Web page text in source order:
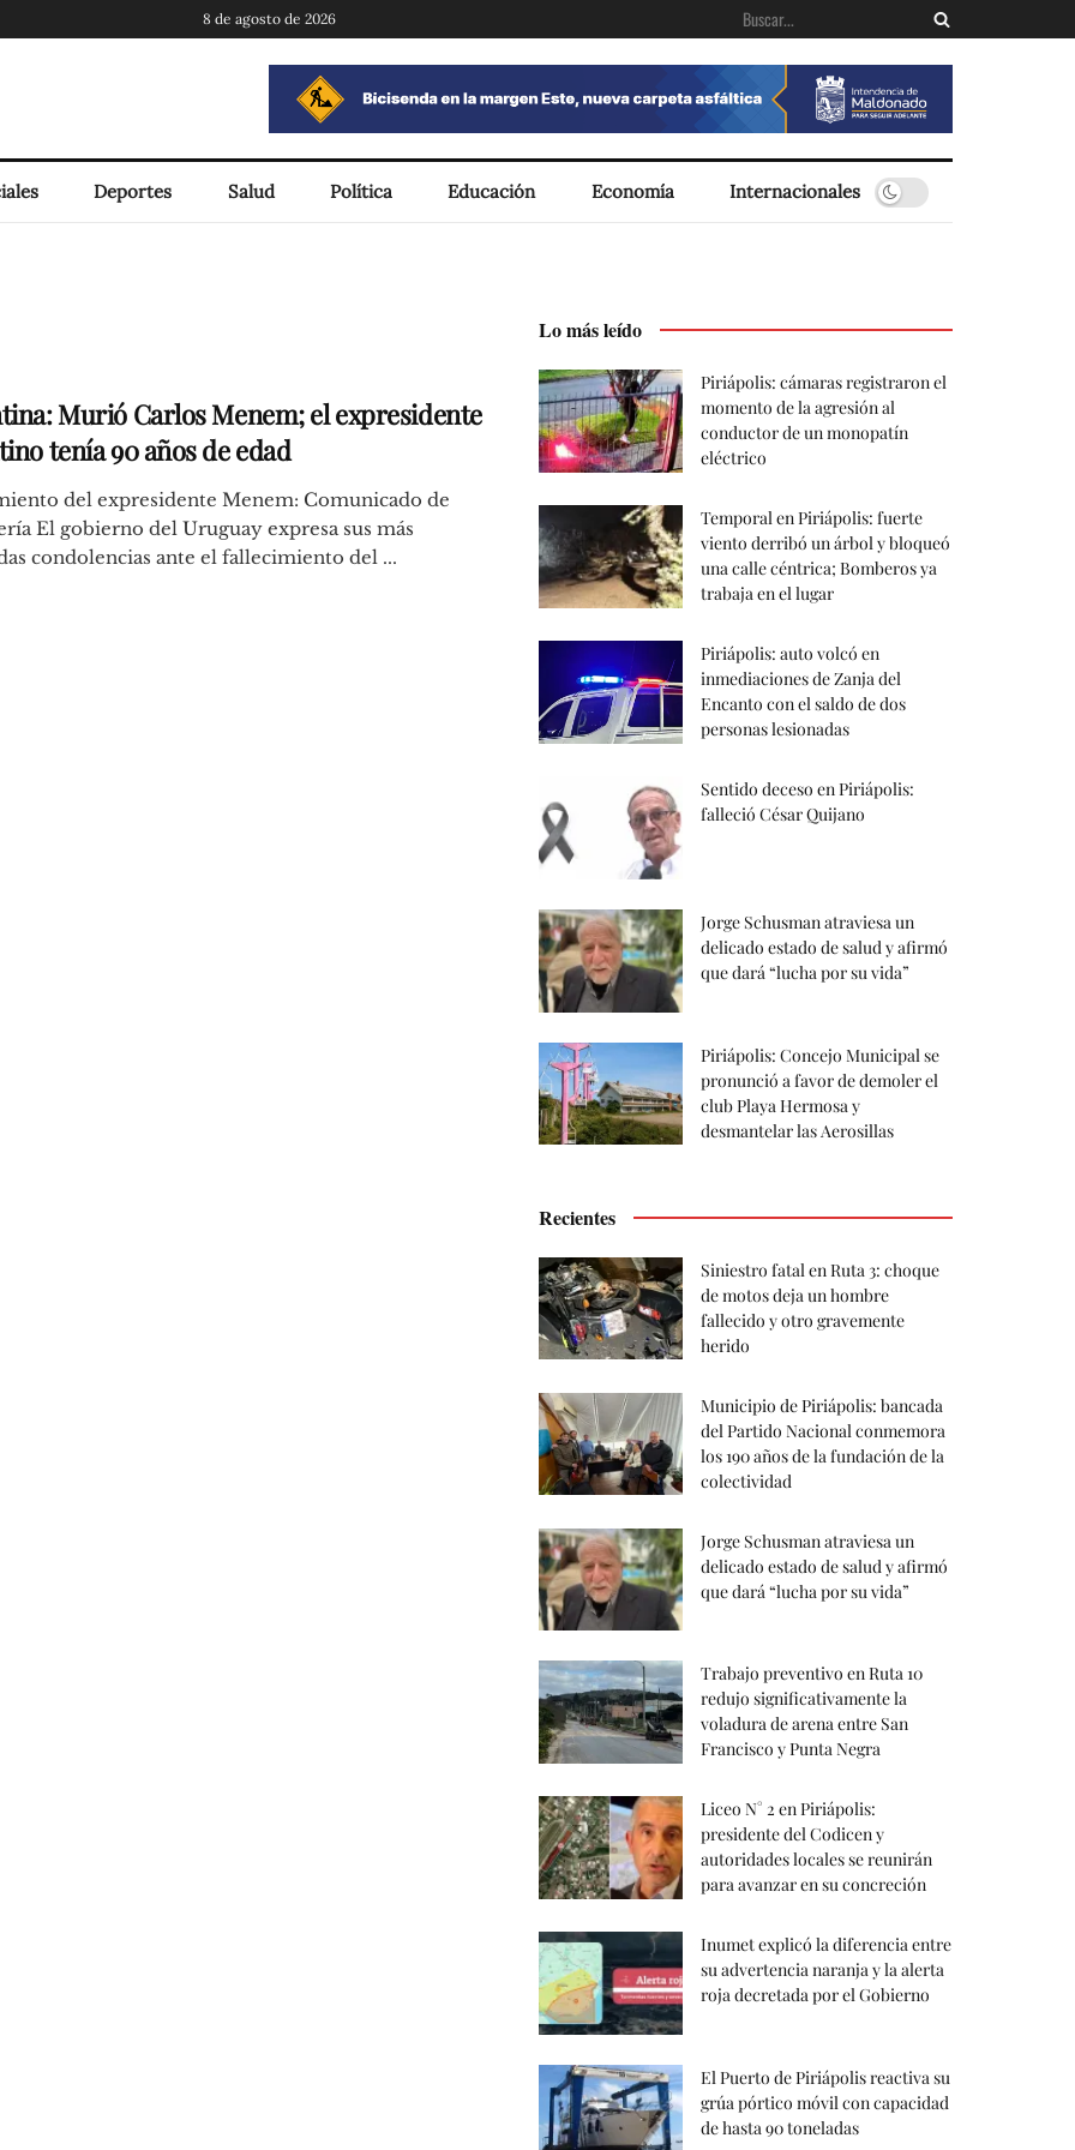
8 de agosto de 2026
Deportes Salud Política Educación Economía Internacionales
Murió Carlos Menem; el expresidente
tenía 90 años de edad
del expresidente Menem: Comunicado de
El gobierno del Uruguay expresa sus más
condolencias ante el fallecimiento del ...
Lo más leído
Piriápolis: cámaras registraron el
momento de la agresión al
conductor de un monopatín
eléctrico
Temporal en Piriápolis: fuerte
viento derribó un árbol y bloqueó
una calle céntrica; Bomberos ya
trabaja en el lugar
Piriápolis: auto volcó en
inmediaciones de Zanja del
Encanto con el saldo de dos
personas lesionadas
Sentido deceso en Piriápolis:
falleció César Quijano
Jorge Schusman atraviesa un
delicado estado de salud y afirmó
que dará “lucha por su vida”
Piriápolis: Concejo Municipal se
pronunció a favor de demoler el
club Playa Hermosa y
desmantelar las Aerosillas
Recientes
Siniestro fatal en Ruta 3: choque
de motos deja un hombre
fallecido y otro gravemente
herido
Municipio de Piriápolis: bancada
del Partido Nacional conmemora
los 190 años de la fundación de la
colectividad
Jorge Schusman atraviesa un
delicado estado de salud y afirmó
que dará “lucha por su vida”
Trabajo preventivo en Ruta 10
redujo significativamente la
voladura de arena entre San
Francisco y Punta Negra
Liceo N° 2 en Piriápolis:
presidente del Codicen y
autoridades locales se reunirán
para avanzar en su concreción
Inumet explicó la diferencia entre
su advertencia naranja y la alerta
roja decretada por el Gobierno
El Puerto de Piriápolis reactiva su
grúa pórtico móvil con capacidad
de hasta 90 toneladas